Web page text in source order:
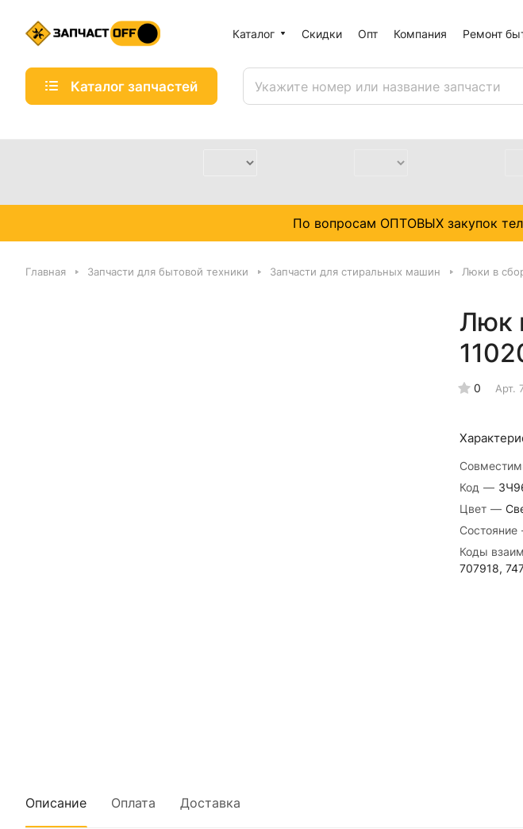
Каталог Скидки Опт Компания Ремонт
Каталог запчастей
По вопросам ОПТОВЫХ закупок
Главная Запчасти для бытовой техники Запчасти для стиральных машин Люки в
Люк
0 Арт.
Код —
Цвет —
Состояние
Коды
707918,
Описание Оплата Доставка